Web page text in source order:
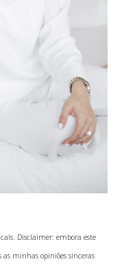
Disclaimer: embora este
minhas opiniões sinceras